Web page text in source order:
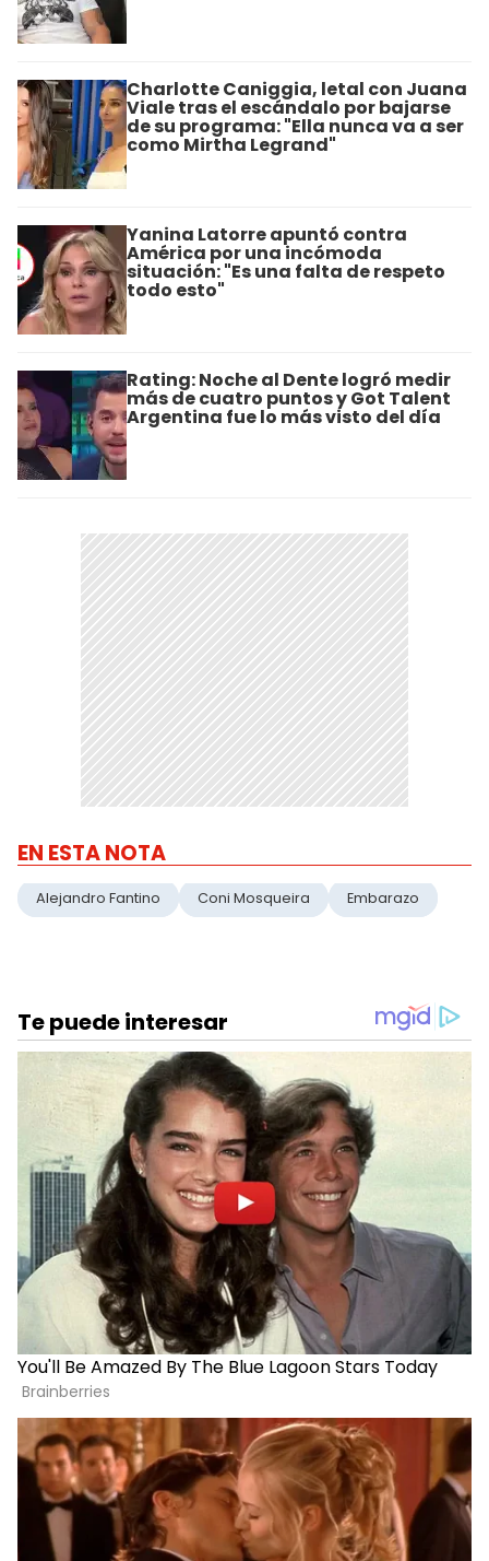
Charlotte Caniggia, letal con Juana
Viale tras el escándalo por bajarse
de su programa: "Ella nunca va a ser
como Mirtha Legrand"
Yanina Latorre apuntó contra
América por una incómoda
situación: "Es una falta de respeto
todo esto"
Rating: Noche al Dente logró medir
más de cuatro puntos y Got Talent
Argentina fue lo más visto del día
EN ESTA NOTA
Alejandro Fantino Coni Mosqueira Embarazo